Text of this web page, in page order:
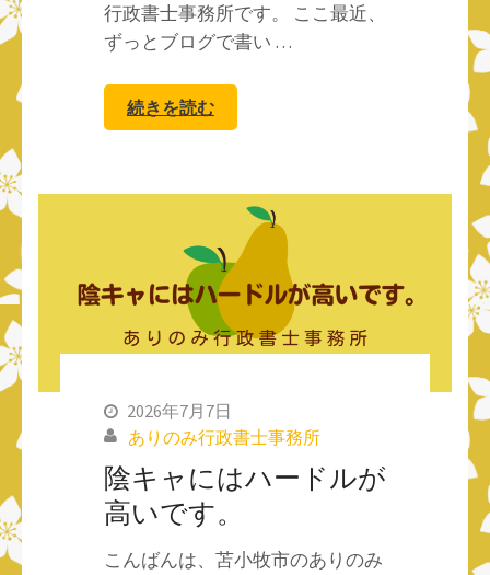
行政書士事務所です。 ここ最近、
ずっとブログで書い …
続きを読む
2026年7月7日
ありのみ行政書士事務所
陰キャにはハードルが
高いです。
こんばんは、苫小牧市のありのみ